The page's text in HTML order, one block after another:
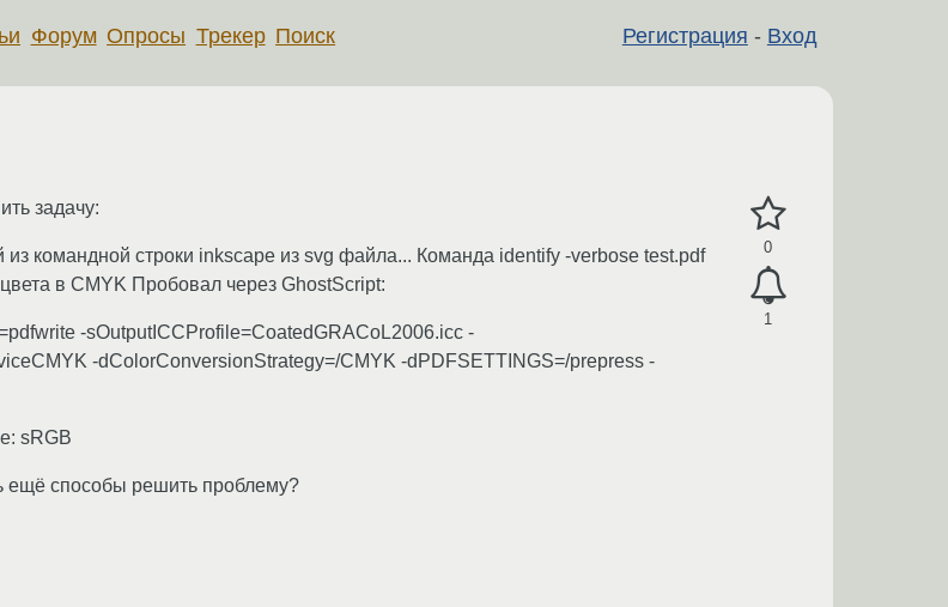
Регистрация - Вход
Форум Опросы Трекер Поиск
0
1
задачу:
командной строки inkscape из svg файла... Команда identify -verbose test.pdf
в CMYK Пробовал через GhostScript:
-sOutputICCProfile=CoatedGRACoL2006.icc -
-dColorConversionStrategy=/CMYK -dPDFSETTINGS=/prepress -
sRGB
ещё способы решить проблему?